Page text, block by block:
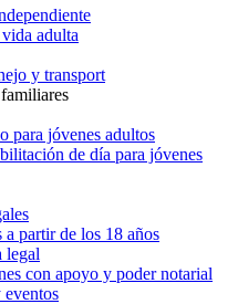
adulta
y transport
para jóvenes adultos
de día para jóvenes
a partir de los 18 años
legal
con apoyo y poder notarial
eventos